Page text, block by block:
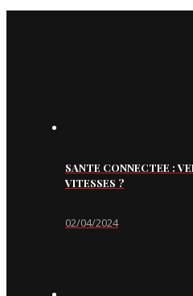
SANTE CONNECTEE :
VITESSES ?
02/04/2024